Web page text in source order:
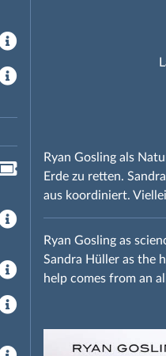
Ryan Gosling als
Erde zu retten.
aus koordiniert.
Ryan Gosling as
Sandra Hüller as the
help comes from an